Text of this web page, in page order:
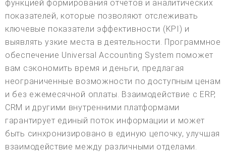
функцией формирования отчетов и аналитических
показателей, которые позволяют отслеживать
ключевые показатели эффективности (KPI) и
выявлять узкие места в деятельности. Программное
обеспечение Universal Accounting System поможет
вам сэкономить время и деньги, предлагая
неограниченные возможности по доступным ценам
и без ежемесячной оплаты. Взаимодействие с ERP,
CRM и другими внутренними платформами
гарантирует единый поток информации и может
быть синхронизировано в единую цепочку, улучшая
взаимодействие между различными отделами.